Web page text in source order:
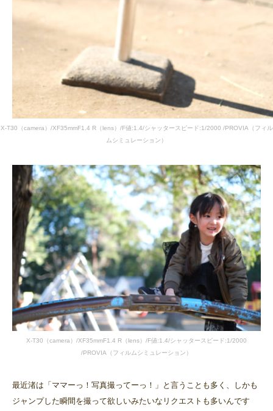
X-T30（camera）/XF35mmF1.4 R（lens）/F値:1.4/シャッタースピード:1/2000 /PROVIA（フィル
ムシミュレーション）
X-T30（camera）/XF35mmF1.4 R（lens）/F値:1.4/シャッタースピード:1/2000
/PROVIA（フィルムシミュレーション）
最近渚は「ママーっ！写真撮ってーっ！」と言うことも多く、しかも
ジャンプした瞬間を撮って欲しいみたいなリクエストも多いんです